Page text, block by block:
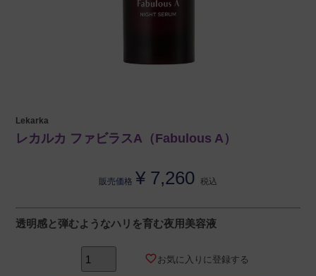
Lekarka
レカルカ ファビラスA（Fabulous A）
販売価格 ¥ 7,260 税込
透明感と弾むようなハリを育む夜用美容液
お気に入りに登録する